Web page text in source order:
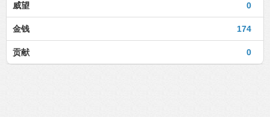
0
威望
174
金钱
0
贡献